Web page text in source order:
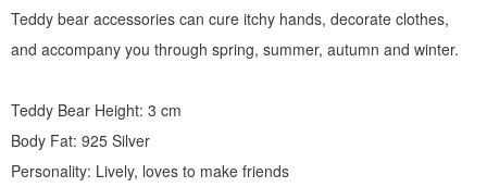
Teddy bear accessories can cure itchy hands, decorate clothes,
and accompany you through spring, summer, autumn and winter.
Teddy Bear Height: 3 cm
Body Fat: 925 Silver
Personality: Lively, loves to make friends